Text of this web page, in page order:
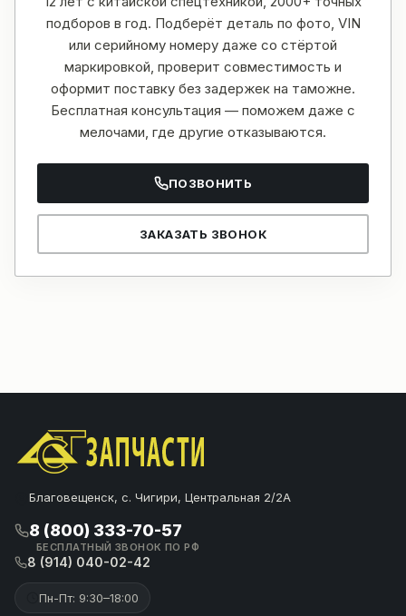
подборов в год. Подберёт деталь по фото, VIN
или серийному номеру даже со стёртой
маркировкой, проверит совместимость и
оформит поставку без задержек на таможне.
Бесплатная консультация — поможем даже с
мелочами, где другие отказываются.
ПОЗВОНИТЬ
ЗАКАЗАТЬ ЗВОНОК
Благовещенск, с. Чигири, Центральная 2/2А
8 (800) 333-70-57
БЕСПЛАТНЫЙ ЗВОНОК ПО РФ
8 (914) 040-02-42
Пн-Пт: 9:30–18:00